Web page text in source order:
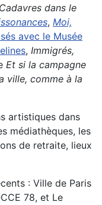
Cadavres dans le
, Moi,
avec le Musée
, Immigrés,
Et si la campagne
ville, comme à la
artistiques dans
médiathèques, les
de retraite, lieux
: Ville de Paris
78, et Le